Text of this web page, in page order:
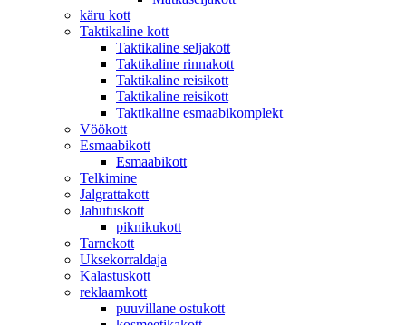
käru kott
Taktikaline kott
Taktikaline seljakott
Taktikaline rinnakott
Taktikaline reisikott
Taktikaline reisikott
Taktikaline esmaabikomplekt
Vöökott
Esmaabikott
Esmaabikott
Telkimine
Jalgrattakott
Jahutuskott
piknikukott
Tarnekott
Uksekorraldaja
Kalastuskott
reklaamkott
puuvillane ostukott